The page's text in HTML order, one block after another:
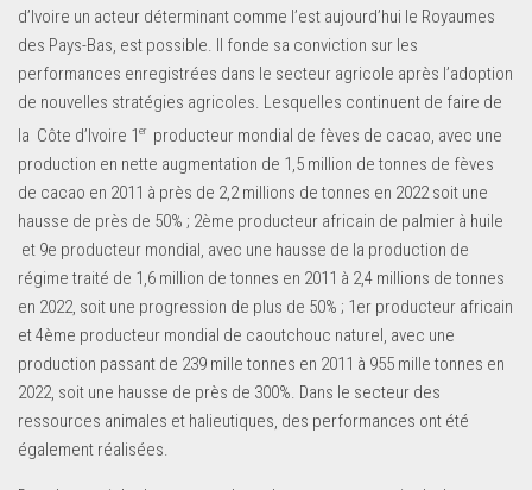
d’Ivoire un acteur déterminant comme l’est aujourd’hui le Royaumes
des Pays-Bas, est possible. Il fonde sa conviction sur les
performances enregistrées dans le secteur agricole après l’adoption
de nouvelles stratégies agricoles. Lesquelles continuent de faire de
la Côte d’Ivoire 1er
producteur mondial de fèves de cacao, avec une
production en nette augmentation de 1,5 million de tonnes de fèves
de cacao en 2011 à près de 2,2 millions de tonnes en 2022 soit une
hausse de près de 50% ; 2ème producteur africain de palmier à huile
et 9e producteur mondial, avec une hausse de la production de
régime traité de 1,6 million de tonnes en 2011 à 2,4 millions de tonnes
en 2022, soit une progression de plus de 50% ; 1er producteur africain
et 4ème producteur mondial de caoutchouc naturel, avec une
production passant de 239 mille tonnes en 2011 à 955 mille tonnes en
2022, soit une hausse de près de 300%. Dans le secteur des
ressources animales et halieutiques, des performances ont été
également réalisées.